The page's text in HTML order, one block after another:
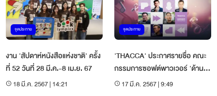
จุดประกาย
งาน 'สัปดาห์หนังสือแห่งชาติ' ครั้ง
ที่ 52 วันที่ 28 มี.ค.-8 เม.ย. 67
18 มี.ค. 2567 | 14:21
จุดประกาย
'THACCA' ประกาศรายชื่อ คณะ
กรรมการซอฟต์พาวเวอร์ 'ด้าน
ดนตรี'
17 มี.ค. 2567 | 9:49